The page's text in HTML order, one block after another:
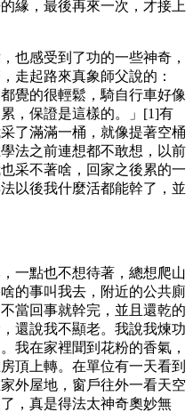
緣，最後再來一次，才接上
也感受到了功的一些神奇，
走起路來真象師父說的：
覺的很輕鬆，騎自行車好像
，保證是這樣的。」[1]有
了滿滿一桶，就像提著空桶
法之前連想都不敢想，以前
采不著啥，回家之後累的一
以後我什麼活都能幹了，並
一點也不想待著，總想爬山
的事叫我去，附近的公共廁
當回事就幹完，並且還乾的
還說我不顯老。我說我煉功
我在家裡聞到花粉的香氣，
頂上轉。在單位有一天看到
外屋地，窗戶往外一看天空
，真是得法太神奇奧妙無